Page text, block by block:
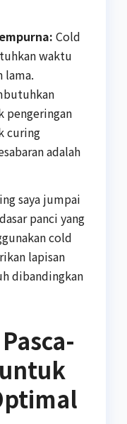
Cold
waktu
lama.
pengeringan
curing
adalah
saya jumpai
panci yang
cold
lapisan
dibandingkan